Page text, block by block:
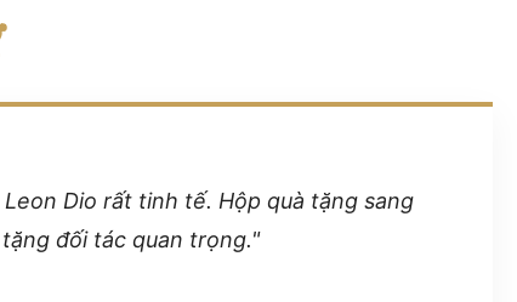
Dio rất tinh tế. Hộp quà tặng sang
đối tác quan trọng."